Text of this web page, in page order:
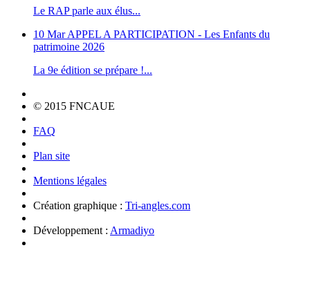
Le RAP parle aux élus...
10 Mar APPEL A PARTICIPATION - Les Enfants du
patrimoine 2026
La 9e édition se prépare !...
© 2015 FNCAUE
FAQ
Plan site
Mentions légales
Création graphique : Tri-angles.com
Développement : Armadiyo